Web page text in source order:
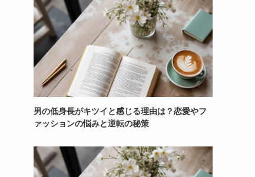
男の低身長がキツイと感じる理由は？恋愛やフ
ァッションの悩みと逆転の秘策